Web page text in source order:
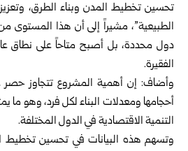
تحسين تخطيط المدن وبناء الطرق،
الطبيعية”، مشيراً إلى أن هذا المستوى
دول محددة، بل أصبح متاحاً على نطاق
الفقيرة.
وأضاف: إن أهمية المشروع تتجاوز حصر
أحجامها ومعدلات البناء لكل فرد، وهو
التنمية الاقتصادية في الدول المختلفة.
وتسهم هذه البيانات في تحسين تخطيط